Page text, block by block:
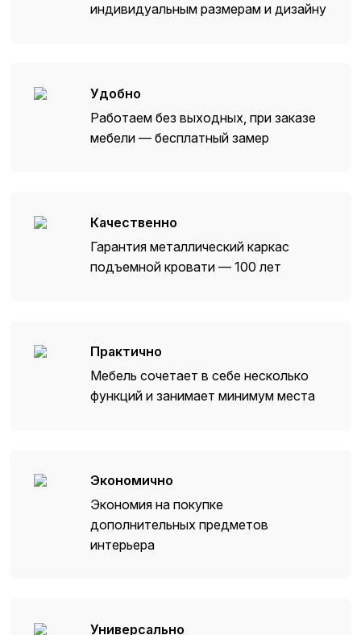
индивидуальным размерам и дизайну
Удобно
Работаем без выходных, при заказе
мебели — бесплатный замер
Качественно
Гарантия металлический каркас
подъемной кровати — 100 лет
Практично
Мебель сочетает в себе несколько
функций и занимает минимум места
Экономично
Экономия на покупке
дополнительных предметов
интерьера
Универсально